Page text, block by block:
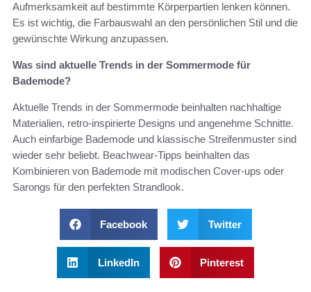
Aufmerksamkeit auf bestimmte Körperpartien lenken können.
Es ist wichtig, die Farbauswahl an den persönlichen Stil und die
gewünschte Wirkung anzupassen.
Was sind aktuelle Trends in der Sommermode für
Bademode?
Aktuelle Trends in der Sommermode beinhalten nachhaltige
Materialien, retro-inspirierte Designs und angenehme Schnitte.
Auch einfarbige Bademode und klassische Streifenmuster sind
wieder sehr beliebt. Beachwear-Tipps beinhalten das
Kombinieren von Bademode mit modischen Cover-ups oder
Sarongs für den perfekten Strandlook.
Facebook Twitter
LinkedIn Pinterest